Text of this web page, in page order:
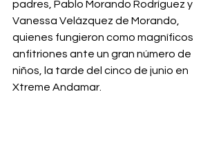
padres, Pablo Morando Rodríguez y
Vanessa Velázquez de Morando,
quienes fungieron como magníficos
anfitriones ante un gran número de
niños, la tarde del cinco de junio en
Xtreme Andamar.